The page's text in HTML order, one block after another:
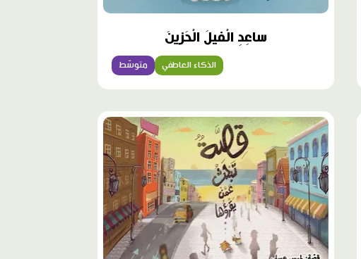
ساعِدِ الْفيلَ الْحَزينَ
متوسّط الذكاء العاطفي